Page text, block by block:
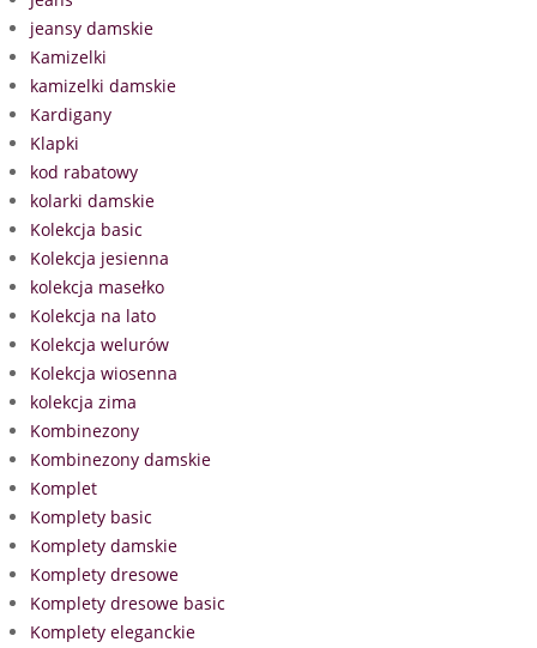
jeansy damskie
Kamizelki
kamizelki damskie
Kardigany
Klapki
kod rabatowy
kolarki damskie
Kolekcja basic
Kolekcja jesienna
kolekcja masełko
Kolekcja na lato
Kolekcja welurów
Kolekcja wiosenna
kolekcja zima
Kombinezony
Kombinezony damskie
Komplet
Komplety basic
Komplety damskie
Komplety dresowe
Komplety dresowe basic
Komplety eleganckie